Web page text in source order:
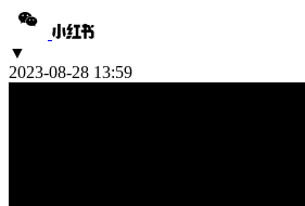
▼
2023-08-28 13:59